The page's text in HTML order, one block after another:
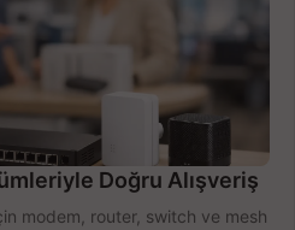
Doğru Alışveriş
modem, router, switch ve mesh